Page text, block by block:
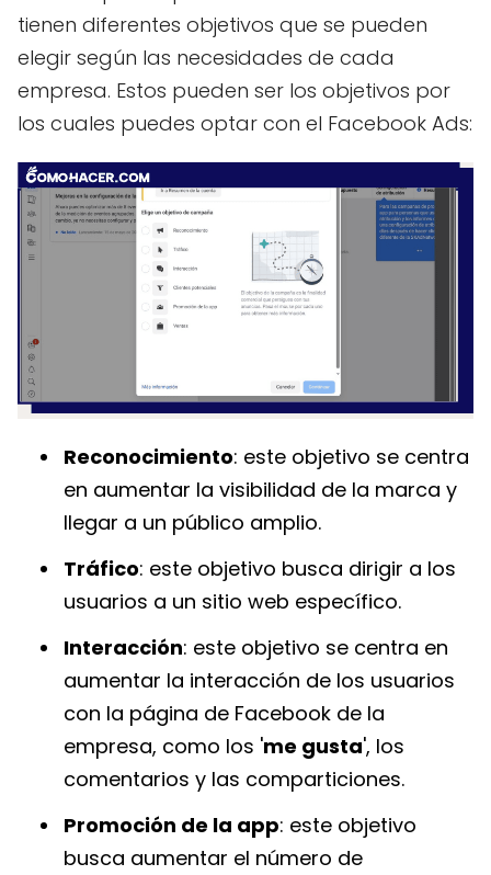
tienen diferentes objetivos que se pueden
elegir según las necesidades de cada
empresa. Estos pueden ser los objetivos por
los cuales puedes optar con el Facebook Ads:
Reconocimiento: este objetivo se centra
en aumentar la visibilidad de la marca y
llegar a un público amplio.
Tráfico: este objetivo busca dirigir a los
usuarios a un sitio web específico.
Interacción: este objetivo se centra en
aumentar la interacción de los usuarios
con la página de Facebook de la
empresa, como los 'me gusta', los
comentarios y las comparticiones.
Promoción de la app: este objetivo
busca aumentar el número de